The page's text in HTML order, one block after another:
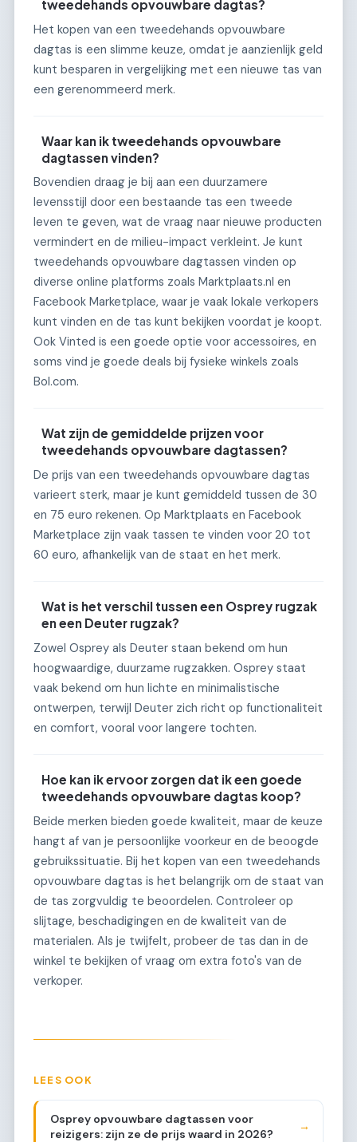
tweedehands opvouwbare dagtas?
Het kopen van een tweedehands opvouwbare
dagtas is een slimme keuze, omdat je aanzienlijk geld
kunt besparen in vergelijking met een nieuwe tas van
een gerenommeerd merk.
Waar kan ik tweedehands opvouwbare
dagtassen vinden?
Bovendien draag je bij aan een duurzamere
levensstijl door een bestaande tas een tweede
leven te geven, wat de vraag naar nieuwe producten
vermindert en de milieu-impact verkleint. Je kunt
tweedehands opvouwbare dagtassen vinden op
diverse online platforms zoals Marktplaats.nl en
Facebook Marketplace, waar je vaak lokale verkopers
kunt vinden en de tas kunt bekijken voordat je koopt.
Ook Vinted is een goede optie voor accessoires, en
soms vind je goede deals bij fysieke winkels zoals
Bol.com.
Wat zijn de gemiddelde prijzen voor
tweedehands opvouwbare dagtassen?
De prijs van een tweedehands opvouwbare dagtas
varieert sterk, maar je kunt gemiddeld tussen de 30
en 75 euro rekenen. Op Marktplaats en Facebook
Marketplace zijn vaak tassen te vinden voor 20 tot
60 euro, afhankelijk van de staat en het merk.
Wat is het verschil tussen een Osprey rugzak
en een Deuter rugzak?
Zowel Osprey als Deuter staan bekend om hun
hoogwaardige, duurzame rugzakken. Osprey staat
vaak bekend om hun lichte en minimalistische
ontwerpen, terwijl Deuter zich richt op functionaliteit
en comfort, vooral voor langere tochten.
Hoe kan ik ervoor zorgen dat ik een goede
tweedehands opvouwbare dagtas koop?
Beide merken bieden goede kwaliteit, maar de keuze
hangt af van je persoonlijke voorkeur en de beoogde
gebruikssituatie. Bij het kopen van een tweedehands
opvouwbare dagtas is het belangrijk om de staat van
de tas zorgvuldig te beoordelen. Controleer op
slijtage, beschadigingen en de kwaliteit van de
materialen. Als je twijfelt, probeer de tas dan in de
winkel te bekijken of vraag om extra foto's van de
verkoper.
LEES OOK
Osprey opvouwbare dagtassen voor
reizigers: zijn ze de prijs waard in 2026?
→